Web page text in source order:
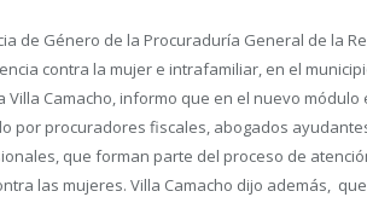
de Género de la Procuraduría General de la
contra la mujer e intrafamiliar, en el
Villa Camacho, informo que en el nuevo
por procuradores fiscales, abogados
que forman parte del proceso de
las mujeres. Villa Camacho dijo además,